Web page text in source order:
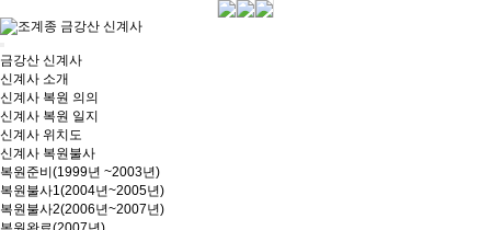
금강산 신계사
신계사 소개
신계사 복원 의의
신계사 복원 일지
신계사 위치도
신계사 복원불사
복원준비(1999년 ~2003년)
복원불사1(2004년~2005년)
복원불사2(2006년~2007년)